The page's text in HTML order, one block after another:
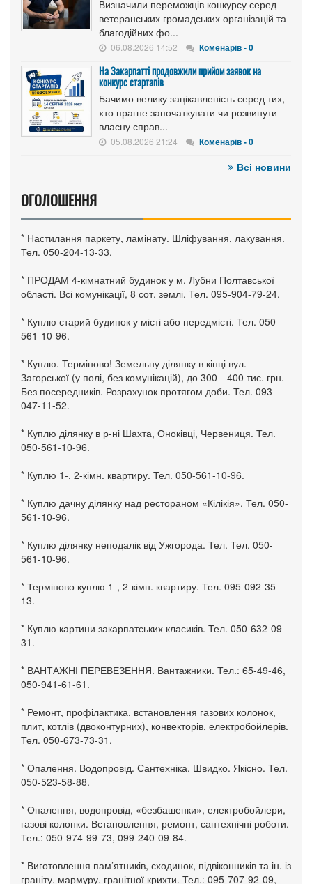
Визначили переможців конкурсу серед
ветеранських громадських організацій та
благодійних фо...
06.08.2026 14:52 Коменарів - 0
На Закарпатті продовжили прийом заявок на
конкурс стартапів
Бачимо велику зацікавленість серед тих,
хто прагне започаткувати чи розвинути
власну справ...
05.08.2026 21:24 Коменарів - 0
Всі новини
ОГОЛОШЕННЯ
* Настилання паркету, ламінату. Шліфування, лакування.
Тел. 050-204-13-33.
* ПРОДАМ 4-кімнатний будинок у м. Лубни Полтавської
області. Всі комунікації, 8 сот. землі. Тел. 095-904-79-24.
* Куплю старий будинок у місті або передмісті. Тел. 050-
561-10-96.
* Куплю. Терміново! Земельну ділянку в кінці вул.
Загорської (у полі, без комунікацій), до 300—400 тис. грн.
Без посередників. Розрахунок протягом доби. Тел. 093-
047-11-52.
* Куплю ділянку в р-ні Шахта, Оноківці, Червениця. Тел.
050-561-10-96.
* Куплю 1-, 2-кімн. квартиру. Тел. 050-561-10-96.
* Куплю дачну ділянку над рестораном «Кілікія». Тел. 050-
561-10-96.
* Куплю ділянку неподалік від Ужгорода. Тел. Тел. 050-
561-10-96.
* Терміново куплю 1-, 2-кімн. квартиру. Тел. 095-092-35-
13.
* Куплю картини закарпатських класиків. Тел. 050-632-09-
31.
* ВАНТАЖНІ ПЕРЕВЕЗЕННЯ. Вантажники. Тел.: 65-49-46,
050-941-61-61.
* Ремонт, профілактика, встановлення газових колонок,
плит, котлів (двоконтурних), конвекторів, електробойлерів.
Тел. 050-673-73-31.
* Опалення. Водопровід. Сантехніка. Швидко. Якісно. Тел.
050-523-58-88.
* Опалення, водопровід, «безбашенки», електробойлери,
газові колонки. Встановлення, ремонт, сантехнічні роботи.
Тел.: 050-974-99-73, 099-240-09-84.
* Виготовлення пам’ятників, сходинок, підвіконників та ін. із
граніту, мармуру, гранітної крихти. Тел.: 095-707-92-09,